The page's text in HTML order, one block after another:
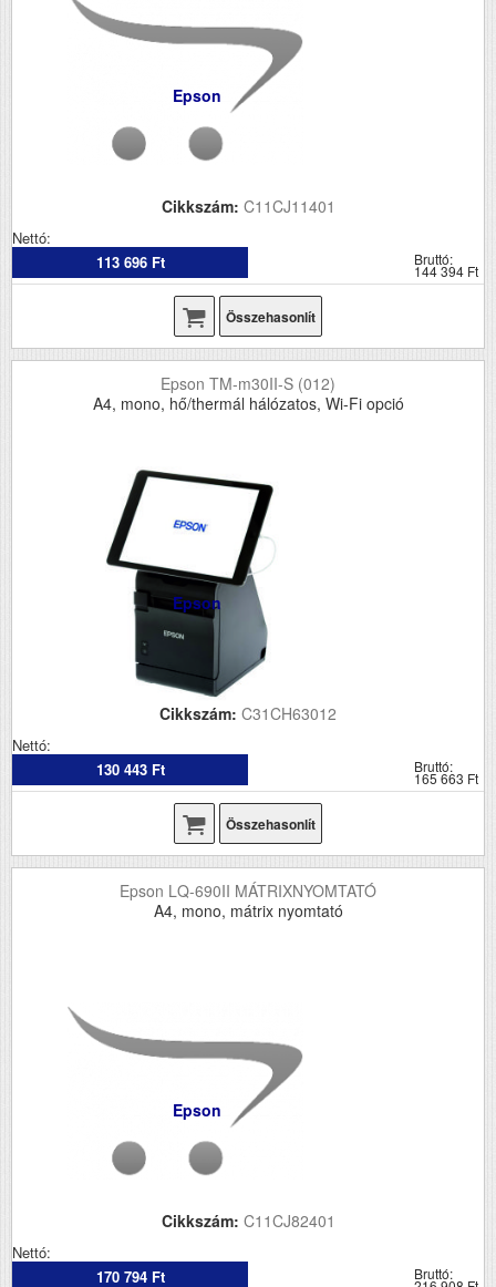
Epson
Cikkszám: C11CJ11401
Nettó:
113 696 Ft
Bruttó:
144 394 Ft
Összehasonlít
Epson TM-m30II-S (012)
A4, mono, hő/thermál hálózatos, Wi-Fi opció
Epson
Cikkszám: C31CH63012
Nettó:
130 443 Ft
Bruttó:
165 663 Ft
Összehasonlít
Epson LQ-690II MÁTRIXNYOMTATÓ
A4, mono, mátrix nyomtató
Epson
Cikkszám: C11CJ82401
Nettó:
170 794 Ft
Bruttó: